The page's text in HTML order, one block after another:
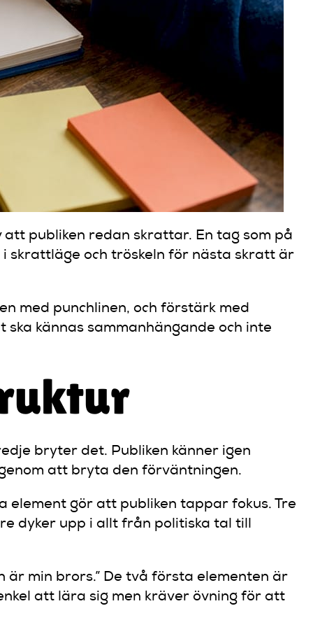
publiken redan skrattar. En tag som på
skrattläge och tröskeln för nästa skratt är
med punchlinen, och förstärk med
kännas sammanhängande och inte
bryter det. Publiken känner igen
att bryta den förväntningen.
gör att publiken tappar fokus. Tre
dyker upp i allt från politiska tal till
är min brors.” De två första elementen är
att lära sig men kräver övning för att